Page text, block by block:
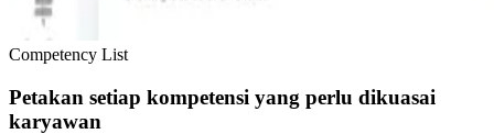
Competency List
Petakan setiap kompetensi yang perlu dikuasai
karyawan